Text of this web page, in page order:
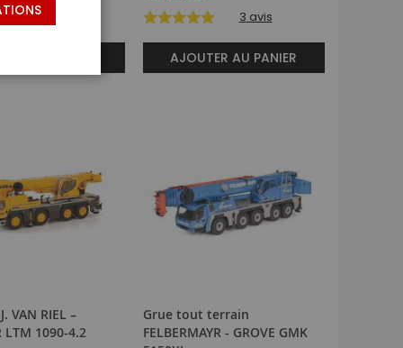
3 avis
AJOUTER AU PANIER
VAN RIEL –
LTM 1090-4.2
Grue tout terrain
FELBERMAYR - GROVE GMK